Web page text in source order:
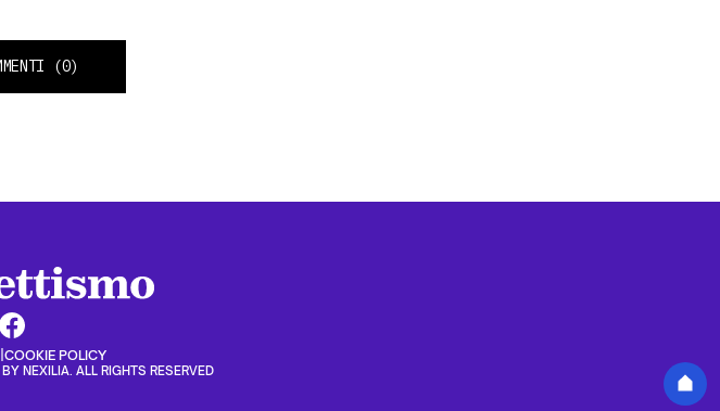
(0)
COOKIE POLICY
NEXILIA. ALL RIGHTS RESERVED